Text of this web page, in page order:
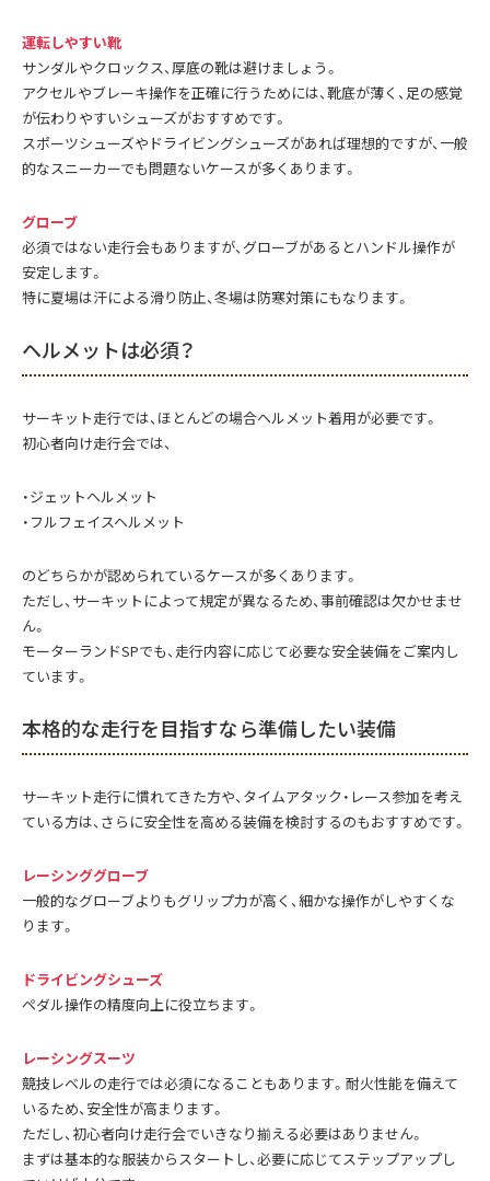
運転しやすい靴
サンダルやクロックス、厚底の靴は避けましょう。
アクセルやブレーキ操作を正確に行うためには、靴底が薄く、足の感覚
が伝わりやすいシューズがおすすめです。
スポーツシューズやドライビングシューズがあれば理想的ですが、一般
的なスニーカーでも問題ないケースが多くあります。
グローブ
必須ではない走行会もありますが、グローブがあるとハンドル操作が
安定します。
特に夏場は汗による滑り防止、冬場は防寒対策にもなります。
ヘルメットは必須？
サーキット走行では、ほとんどの場合ヘルメット着用が必要です。
初心者向け走行会では、
・ジェットヘルメット
・フルフェイスヘルメット
のどちらかが認められているケースが多くあります。
ただし、サーキットによって規定が異なるため、事前確認は欠かせませ
ん。
モーターランドSPでも、走行内容に応じて必要な安全装備をご案内し
ています。
本格的な走行を目指すなら準備したい装備
サーキット走行に慣れてきた方や、タイムアタック・レース参加を考え
ている方は、さらに安全性を高める装備を検討するのもおすすめです。
レーシンググローブ
一般的なグローブよりもグリップ力が高く、細かな操作がしやすくな
ります。
ドライビングシューズ
ペダル操作の精度向上に役立ちます。
レーシングスーツ
競技レベルの走行では必須になることもあります。耐火性能を備えて
いるため、安全性が高まります。
ただし、初心者向け走行会でいきなり揃える必要はありません。
まずは基本的な服装からスタートし、必要に応じてステップアップし